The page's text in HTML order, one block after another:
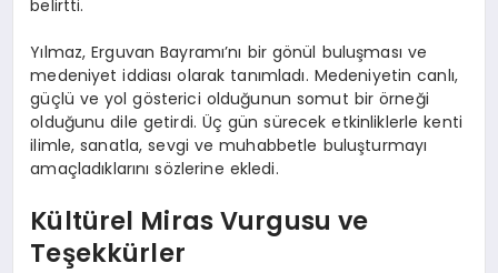
belirtti.
Yılmaz, Erguvan Bayramı’nı bir gönül buluşması ve
medeniyet iddiası olarak tanımladı. Medeniyetin canlı,
güçlü ve yol gösterici olduğunun somut bir örneği
olduğunu dile getirdi. Üç gün sürecek etkinliklerle kenti
ilimle, sanatla, sevgi ve muhabbetle buluşturmayı
amaçladıklarını sözlerine ekledi.
Kültürel Miras Vurgusu ve
Teşekkürler